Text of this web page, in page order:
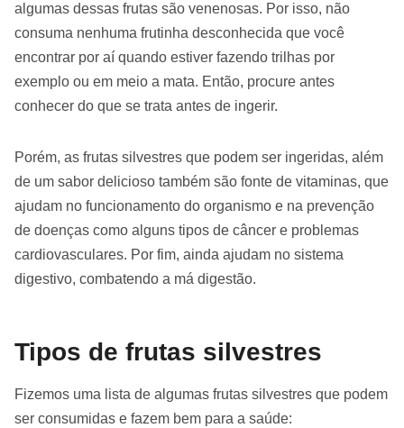
algumas dessas frutas são venenosas. Por isso, não
consuma nenhuma frutinha desconhecida que você
encontrar por aí quando estiver fazendo trilhas por
exemplo ou em meio a mata. Então, procure antes
conhecer do que se trata antes de ingerir.
Porém, as frutas silvestres que podem ser ingeridas, além
de um sabor delicioso também são fonte de vitaminas, que
ajudam no funcionamento do organismo e na prevenção
de doenças como alguns tipos de câncer e problemas
cardiovasculares. Por fim, ainda ajudam no sistema
digestivo, combatendo a má digestão.
Tipos de frutas silvestres
Fizemos uma lista de algumas frutas silvestres que podem
ser consumidas e fazem bem para a saúde: